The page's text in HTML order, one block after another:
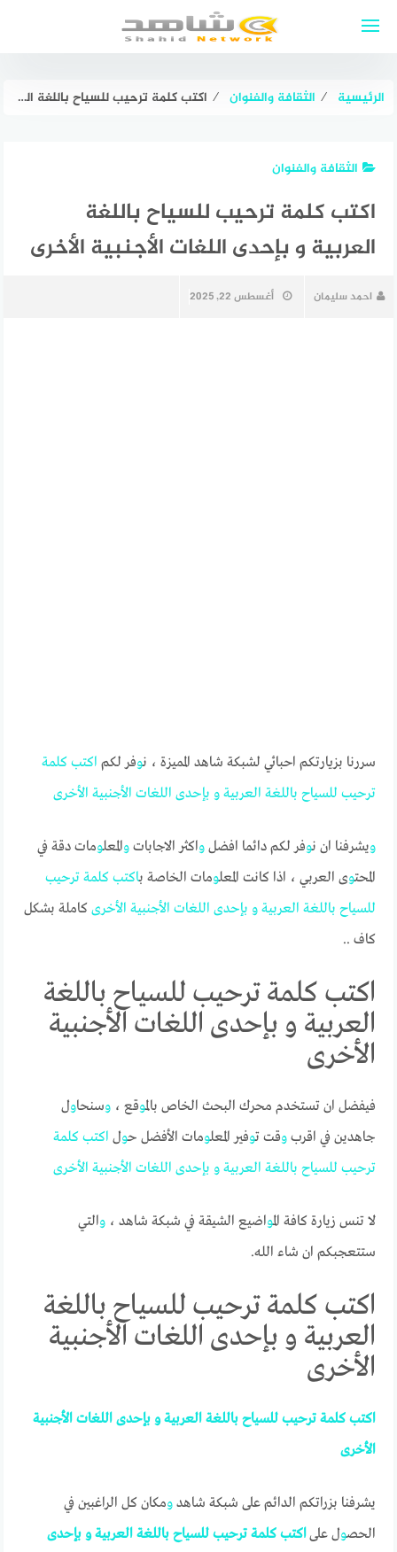
الرئيسية ⁄ الثقافة والفنوان ⁄ اكتب كلمة ترحيب للسياح باللغة العربية و بإحدى اللغات الأجنبية الأخرى
الثقافة والفنوان
اكتب كلمة ترحيب للسياح باللغة
العربية و بإحدى اللغات الأجنبية الأخرى
احمد سليمان أغسطس 22, 2025
سررنا بزيارتكم احبائي لشبكة شاهد المميزة ، نوفر لكم اكتب كلمة
ترحيب للسياح باللغة العربية و بإحدى اللغات الأجنبية الأخرى
ويشرفنا ان نوفر لكم دائما افضلواكثر الاجاباتوالمعلومات دقة في
المحتوى العربي ، اذا كانت المعلومات الخاصة باكتب كلمة ترحيب
للسياح باللغة العربية و بإحدى اللغات الأجنبية الأخرى كاملة بشكل
كاف ..
اكتب كلمة ترحيب للسياح باللغة
العربية و بإحدى اللغات الأجنبية
الأخرى
فيفضل ان تستخدم محرك البحث الخاص بالموقع ،وسنحاول
جاهدين في اقربوقت توفير المعلومات الأفضل حول اكتب كلمة
ترحيب للسياح باللغة العربية و بإحدى اللغات الأجنبية الأخرى
لا تنس زيارة كافة المواضيع الشيقة في شبكة شاهد ،والتي
ستتعجبكم ان شاء الله.
اكتب كلمة ترحيب للسياح باللغة
العربية و بإحدى اللغات الأجنبية
الأخرى
اكتب كلمة ترحيب للسياح باللغة العربية و بإحدى اللغات الأجنبية
الأخرى
يشرفنا بزراتكم الدائم على شبكة شاهدومكان كل الراغبين في
الحصول علىاكتب كلمة ترحيب للسياح باللغة العربية و بإحدى